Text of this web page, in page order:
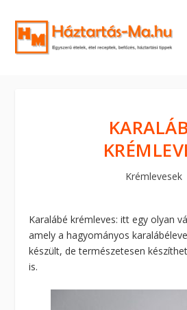
Krémlevesek
Karalábé krémleves: itt egy olyan
amely a hagyományos
készült, de természetesen
is.